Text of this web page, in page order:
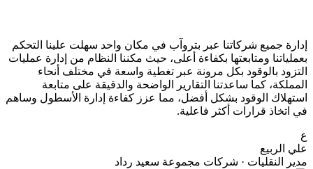
إدارة جميع شركاتنا عبر بتروآب في مكان واحد سهلت علينا التحكم
بعملياتنا ومتابعتها بكفاءة أعلى، حيث مكننا النظام من إدارة عمليات
التزود بالوقود بكل مرونة عبر تغطية واسعة في مختلف أنحاء
المملكة، كما ساعدتنا التقارير الواضحة والدقيقة على متابعة
استهلاك الوقود بشكل أفضل، مما عزز كفاءة إدارة الأسطول وساهم
في اتخاذ قرارات أكثر فاعلية.
ع
علي الربيع
مدير النقليات · شركات مجموعة سعيد رداد